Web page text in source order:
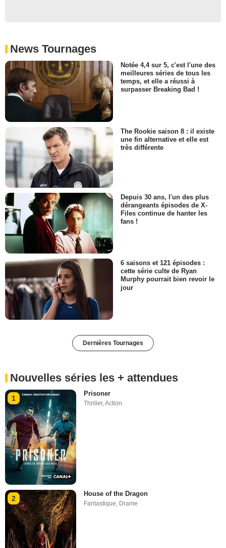
News Tournages
Notée 4,4 sur 5, c'est l'une des
meilleures séries de tous les
temps, et elle a réussi à
surpasser Breaking Bad !
The Rookie saison 8 : il existe
une fin alternative et elle est
très différente
Depuis 30 ans, l'un des plus
dérangeants épisodes de X-
Files continue de hanter les
fans !
6 saisons et 121 épisodes :
cette série culte de Ryan
Murphy pourrait bien revoir le
jour
Dernières Tournages
Nouvelles séries les + attendues
1
Prisoner
Thriller,Action
2
House of the Dragon
Fantastique, Drame